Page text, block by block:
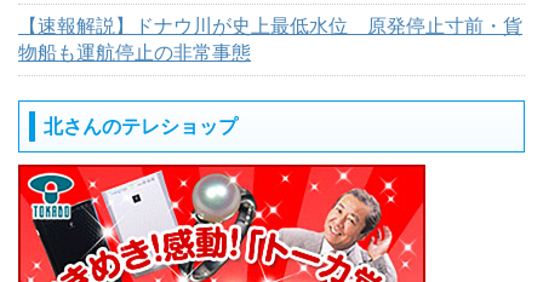
【速報解説】ドナウ川が史上最低水位 原発停止寸前・貨
物船も運航停止の非常事態
北さんのテレショップ